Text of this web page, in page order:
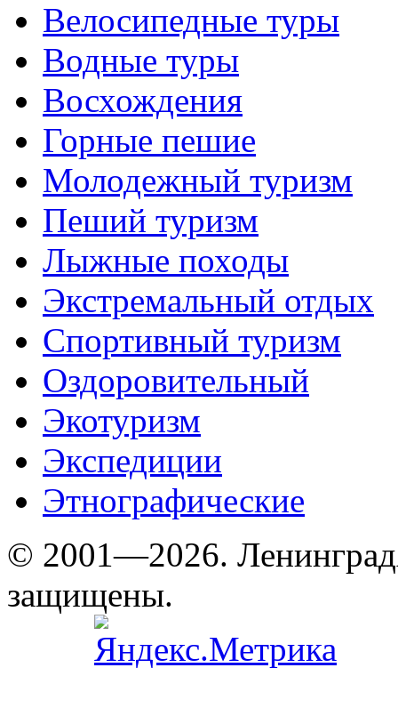
Велосипедные туры
Водные туры
Восхождения
Горные пешие
Молодежный туризм
Пеший туризм
Лыжные походы
Экстремальный отдых
Спортивный туризм
Оздоровительный
Экотуризм
Экспедиции
Этнографические
© 2001—2026.
защищены.